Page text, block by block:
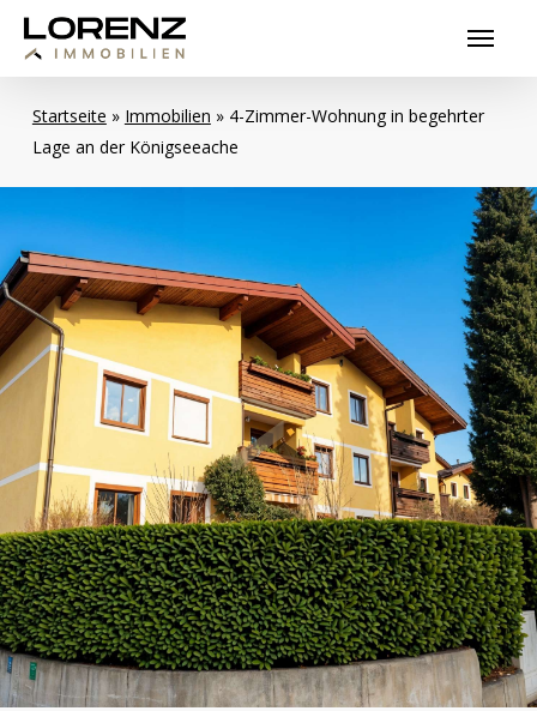
Skip
main
content
Menu
Startseite » Immobilien » 4-Zimmer-Wohnung in begehrter
Lage an der Königseeache